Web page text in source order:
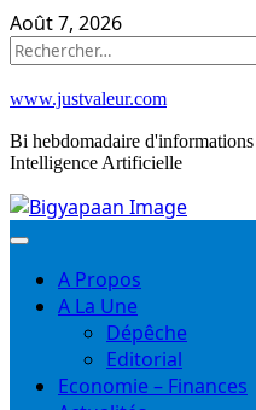
Skip
to
Août 7, 2026
Rechercher :
www.justvaleur.com
Bi hebdomadaire
Intelligence Artificielle
A Propos
A La Une
Dépêche
Editorial
Economie – Finances